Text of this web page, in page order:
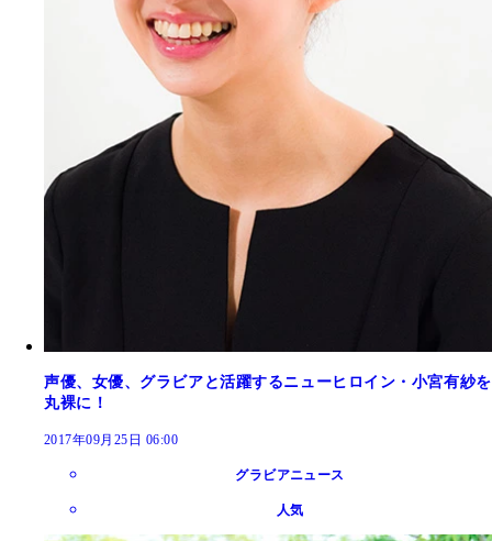
声優、女優、グラビアと活躍するニューヒロイン・小宮有紗を
丸裸に！
2017年09月25日 06:00
グラビアニュース
人気